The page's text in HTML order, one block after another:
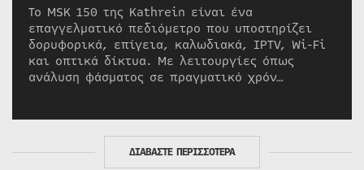
Το MSK 150 της Kathrein είναι ένα
επαγγελματικό πεδιόμετρο που υποστηρίζει
δορυφορικά, επίγεια, καλωδιακά, IPTV, Wi-Fi
και οπτικά δίκτυα. Με λειτουργίες όπως
ανάλυση φάσματος σε πραγματικό χρόν…
ΔΙΑΒΑΣΤΕ ΠΕΡΙΣΣΟΤΕΡΑ